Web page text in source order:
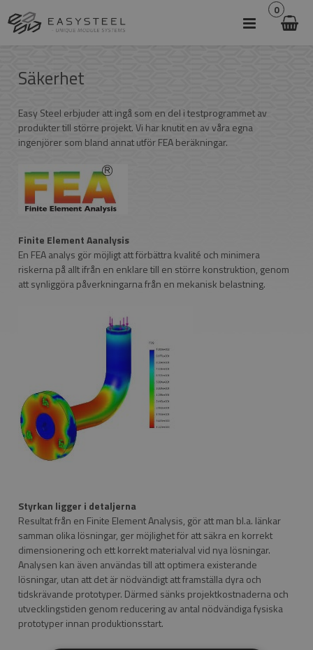
0
Säkerhet
Easy Steel erbjuder att ingå som en del i testprogrammet av
produkter till större projekt. Vi har knutit en av våra egna
ingenjörer som bland annat utför FEA beräkningar.
Finite Element Aanalysis
En FEA analys gör möjligt att förbättra kvalité och minimera
riskerna på allt ifrån en enklare till en större konstruktion, genom
att synliggöra påverkningarna från en mekanisk belastning.
Styrkan ligger i detaljerna
Resultat från en Finite Element Analysis, gör att man bl.a. länkar
samman olika lösningar, ger möjlighet för att säkra en korrekt
dimensionering och ett korrekt materialval vid nya lösningar.
Analysen kan även användas till att optimera existerande
lösningar, utan att det är nödvändigt att framställa dyra och
tidskrävande prototyper. Därmed sänks projektkostnaderna och
utvecklingstiden genom reducering av antal nödvändiga fysiska
prototyper innan produktionsstart.